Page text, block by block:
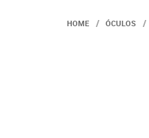
HOME ÓCULOS